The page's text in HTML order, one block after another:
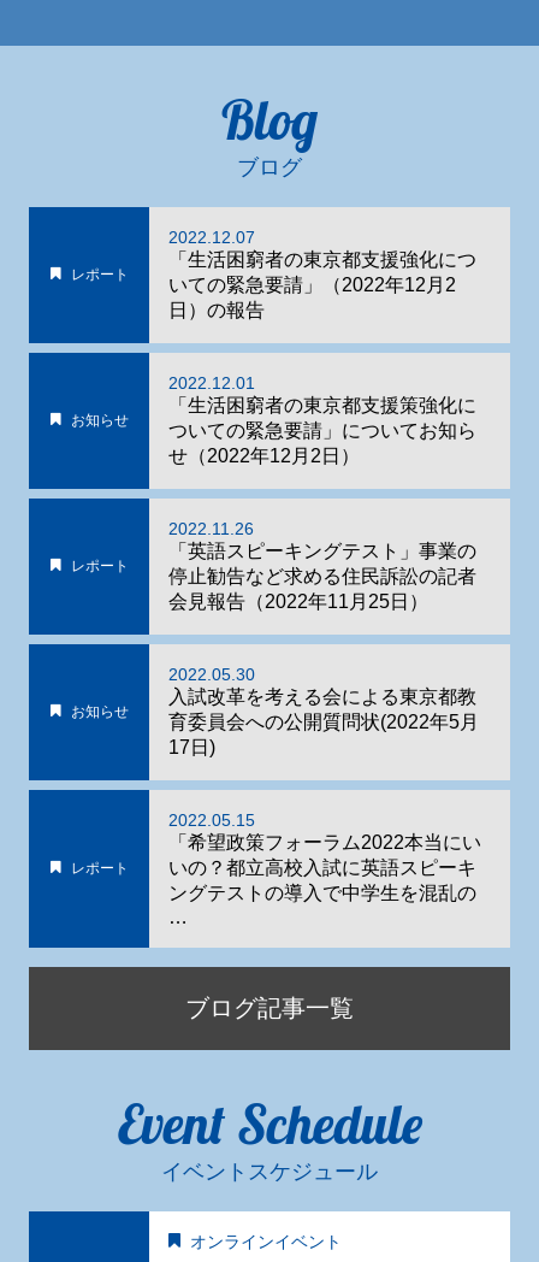
Blog
ブログ
レポート
2022.12.07
「生活困窮者の東京都支援強化につ
いての緊急要請」（2022年12月2
日）の報告
お知らせ
2022.12.01
「生活困窮者の東京都支援策強化に
ついての緊急要請」についてお知ら
せ（2022年12月2日）
レポート
2022.11.26
「英語スピーキングテスト」事業の
停止勧告など求める住民訴訟の記者
会見報告（2022年11月25日）
お知らせ
2022.05.30
入試改革を考える会による東京都教
育委員会への公開質問状(2022年5月
17日)
レポート
2022.05.15
「希望政策フォーラム2022本当にい
いの？都立高校入試に英語スピーキ
ングテストの導入で中学生を混乱の
…
ブログ記事一覧
Event Schedule
イベントスケジュール
オンラインイベント